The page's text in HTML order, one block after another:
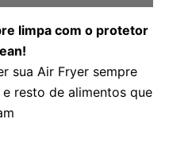
limpa com o protetor
sua Air Fryer sempre
resto de alimentos que